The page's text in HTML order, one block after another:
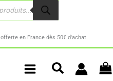
en France dès 50€ d'achat